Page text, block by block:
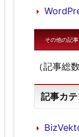
その他の記
（記事総
記事カ